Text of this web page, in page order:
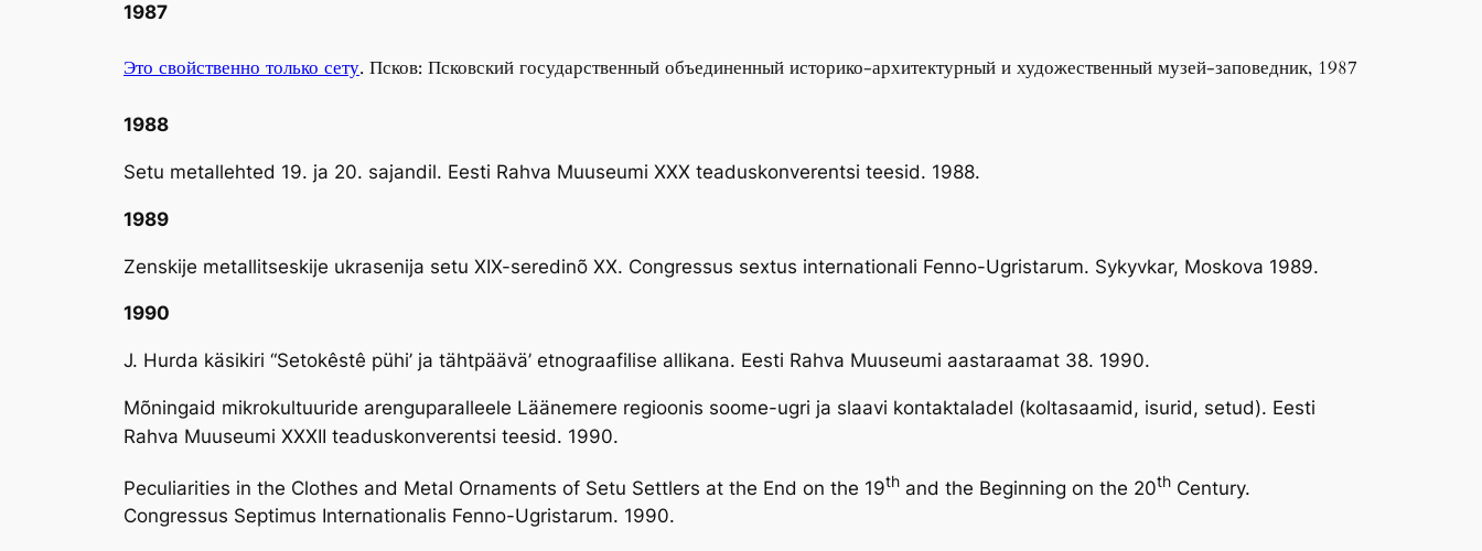
1987
Это свойственно только сету. Псков: Псковский государственный объединенный историко-архитектурный и художественный музей-заповедник, 1987
1988
Setu metallehted 19. ja 20. sajandil. Eesti Rahva Muuseumi XXX teaduskonverentsi teesid. 1988.
1989
Zenskije metallitseskije ukrasenija setu XIX-seredinõ XX. Congressus sextus internationali Fenno-Ugristarum. Sykyvkar, Moskova 1989.
1990
J. Hurda käsikiri “Setokêstê pühi’ ja tähtpäävä’ etnograafilise allikana. Eesti Rahva Muuseumi aastaraamat 38. 1990.
Mõningaid mikrokultuuride arenguparalleele Läänemere regioonis soome-ugri ja slaavi kontaktaladel (koltasaamid, isurid, setud). Eesti
Rahva Muuseumi XXXII teaduskonverentsi teesid. 1990.
Peculiarities in the Clothes and Metal Ornaments of Setu Settlers at the End on the 19th and the Beginning on the 20th Century.
Congressus Septimus Internationalis Fenno-Ugristarum. 1990.